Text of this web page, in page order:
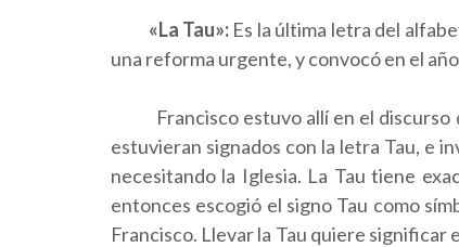
«La Tau»: Es la última letra del
una reforma urgente, y convocó en el
Francisco estuvo allí en el discurso
estuvieran signados con la letra Tau, e
necesitando la Iglesia. La Tau tiene
entonces escogió el signo Tau como
Francisco. Llevar la Tau quiere significar